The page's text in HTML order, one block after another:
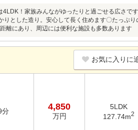
！家族みんながゆったりと過ごせる広さで
とした造り。安心して長く住めます〇たっぷ
離にあり、周辺には便利な施設も多数あります
お気に入りに
分
4,850
万円
5LDK
127.74m2